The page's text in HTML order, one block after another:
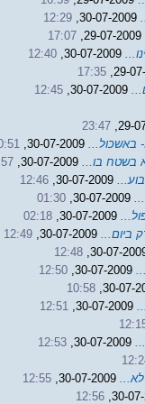
30-07-2009,
12:29
17:07
30-07-2009,
12:40
17:35
30-07-2009,
12:45
23:47
באשכול...30-07-2009,
בשטח בו...30-07-2009,
30-07-2009,
12:46
30-07-2009,
01:30
30-07-2009,
02:18
ביום...30-07-2009,
12:49
12:48
30-07-2009,
12:50
10:58
30-07-2009,
12:51
30-07-2009,
12:53
30-07-2009,
12:55
12:56